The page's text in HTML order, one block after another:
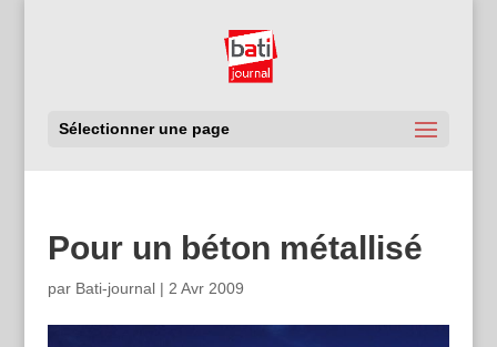
Sélectionner une page
Pour un béton métallisé
par Bati-journal| 2 Avr 2009